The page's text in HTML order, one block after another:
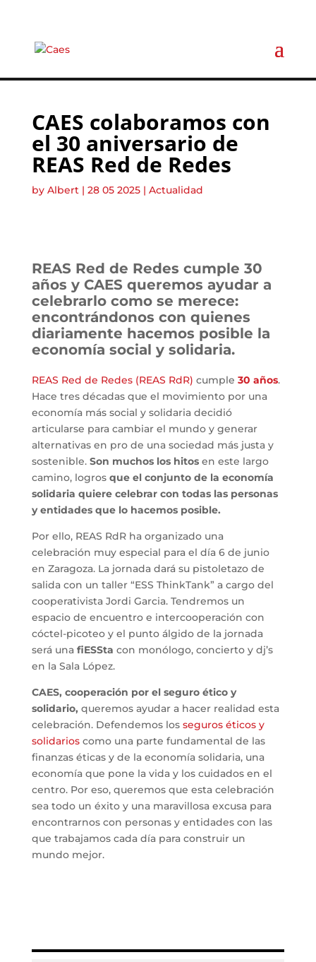
CAES colaboramos con
el 30 aniversario de
REAS Red de Redes
by Albert| 28 05 2025| Actualidad
REAS Red de Redes cumple 30
años y CAES queremos ayudar a
celebrarlo como se merece:
encontrándonos con quienes
diariamente hacemos posible la
economía social y solidaria.
REAS Red de Redes (REAS RdR) cumple 30 años.
Hace tres décadas que el movimiento por una
economía más social y solidaria decidió
articularse para cambiar el mundo y generar
alternativas en pro de una sociedad más justa y
sostenible.Son muchos los hitos en este largo
camino, logros que el conjunto de la economía
solidaria quiere celebrar con todas las personas
y entidades que lo hacemos posible.
Por ello, REAS RdR ha organizado una
celebración muy especial para el día 6 de junio
en Zaragoza. La jornada dará su pistoletazo de
salida con un taller “ESS ThinkTank” a cargo del
cooperativista Jordi Garcia. Tendremos un
espacio de encuentro e intercooperación con
cóctel-picoteo y el punto álgido de la jornada
será una fiESSta con monólogo, concierto y dj’s
en la Sala López.
CAES, cooperación por el seguro ético y
solidario, queremos ayudar a hacer realidad esta
celebración. Defendemos los seguros éticos y
solidarioscomo una parte fundamental de las
finanzas éticas y de la economía solidaria, una
economía que pone la vida y los cuidados en el
centro. Por eso, queremos que esta celebración
sea todo un éxito y una maravillosa excusa para
encontrarnos con personas y entidades con las
que trabajamos cada día para construir un
mundo mejor.